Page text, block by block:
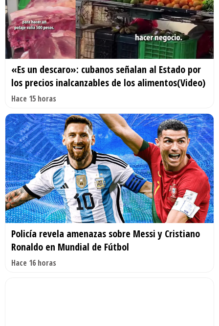
«Es un descaro»: cubanos señalan al Estado por
los precios inalcanzables de los alimentos(Video)
Hace 15 horas
Policía revela amenazas sobre Messi y Cristiano
Ronaldo en Mundial de Fútbol
Hace 16 horas